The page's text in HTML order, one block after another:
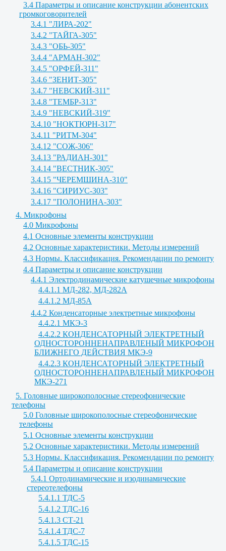
3.4 Параметры и описание конструкции абонентских
громкоговорителей
3.4.1 "ЛИРА-202"
3.4.2 "ТАЙГА-305"
3.4.3 "ОБЬ-305"
3.4.4 "АРМАН-302"
3.4.5 "ОРФЕЙ-311"
3.4.6 "ЗЕНИТ-305"
3.4.7 "НЕВСКИЙ-311"
3.4.8 "ТЕМБР-313"
3.4.9 "НЕВСКИЙ-319"
3.4.10 "НОКТЮРН-317"
3.4.11 "РИТМ-304"
3.4.12 "СОЖ-306"
3.4.13 "РАДИАН-301"
3.4.14 "ВЕСТНИК-305"
3.4.15 "ЧЕРЕМШИНА-310"
3.4.16 "СИРИУС-303"
3.4.17 "ПОЛОНИНА-303"
4. Микрофоны
4.0 Микрофоны
4.1 Основные элементы конструкции
4.2 Основные характеристики. Методы измерений
4.3 Нормы. Классификация. Рекомендации по ремонту
4.4 Параметры и описание конструкции
4.4.1 Электродинамические катушечные микрофоны
4.4.1.1 МД-282, МД-282А
4.4.1.2 МД-85А
4.4.2 Конденсаторные электретные микрофоны
4.4.2.1 МКЭ-3
4.4.2.2 КОНДЕНСАТОРНЫЙ ЭЛЕКТРЕТНЫЙ
ОДНОСТОРОННЕНАПРАВЛЕНЫЙ МИКРОФОН
БЛИЖНЕГО ДЕЙСТВИЯ МКЭ-9
4.4.2.3 КОНДЕНСАТОРНЫЙ ЭЛЕКТРЕТНЫЙ
ОДНОСТОРОННЕНАПРАВЛЕНЫЙ МИКРОФОН
МКЭ-271
5. Головные широкополосные стереофонические
телефоны
5.0 Головные широкополосные стереофонические
телефоны
5.1 Основные элементы конструкции
5.2 Основные характеристики. Методы измерений
5.3 Нормы. Классификация. Рекомендации по ремонту
5.4 Параметры и описание конструкции
5.4.1 Ортодинамические и изодинамические
стереотелефоны
5.4.1.1 ТДС-5
5.4.1.2 ТДС-16
5.4.1.3 СТ-21
5.4.1.4 ТДС-7
5.4.1.5 ТДС-15